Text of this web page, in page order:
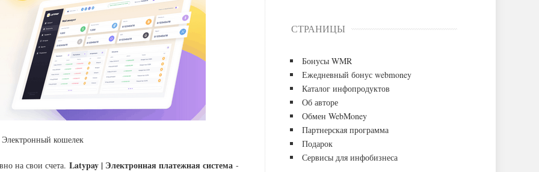
кошелек
на свои счета. Latypay | Электронная платежная система -
СТРАНИЦЫ
Бонусы WMR
Ежедневный бонус webmoney
Каталог инфопродуктов
Об авторе
Обмен WebMoney
Партнерская программа
Подарок
Сервисы для инфобизнеса